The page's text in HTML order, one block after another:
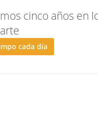
cinco años en
cada día